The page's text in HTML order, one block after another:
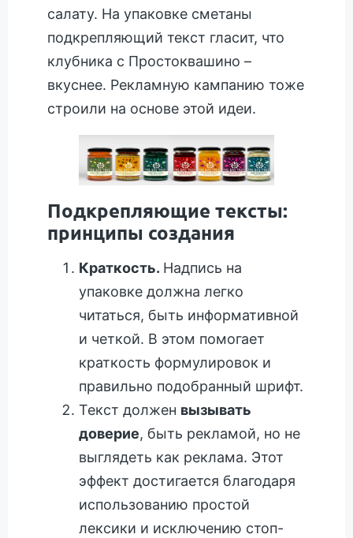
салату. На упаковке сметаны
подкрепляющий текст гласит, что
клубника с Простоквашино –
вкуснее. Рекламную кампанию тоже
строили на основе этой идеи.
Подкрепляющие тексты:
принципы создания
Краткость. Надпись на
упаковке должна легко
читаться, быть информативной
и четкой. В этом помогает
краткость формулировок и
правильно подобранный шрифт.
Текст должен вызывать
доверие, быть рекламой, но не
выглядеть как реклама. Этот
эффект достигается благодаря
использованию простой
лексики и исключению стоп-